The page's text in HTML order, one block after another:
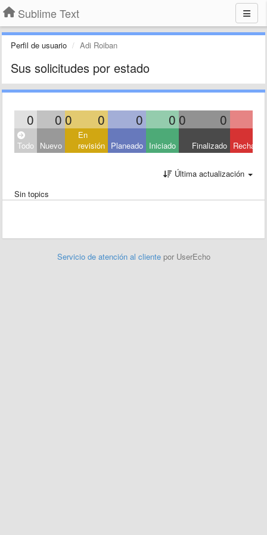
Sublime Text
Perfil de usuario Adi Roiban
Sus solicitudes por estado
0 0 0 0 0 0 0 0
Todo Nuevo
En
revisión Planeado Iniciado Finalizado
Última actualización
Sin topics
Servicio de atención al cliente por UserEcho